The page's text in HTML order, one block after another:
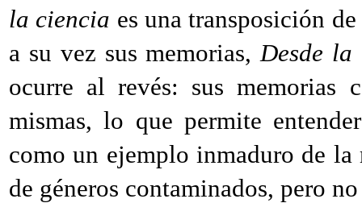
la ciencia es una transposición
a su vez sus memorias,Desde
ocurre al revés: sus memorias
mismas, lo que permite
como un ejemplo inmaduro de
de géneros contaminados, pero